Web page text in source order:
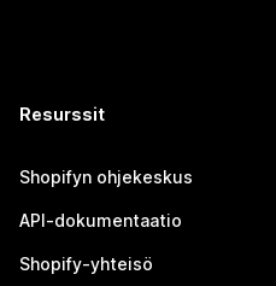
Resurssit
Shopifyn ohjekeskus
API-dokumentaatio
Shopify-yhteisö